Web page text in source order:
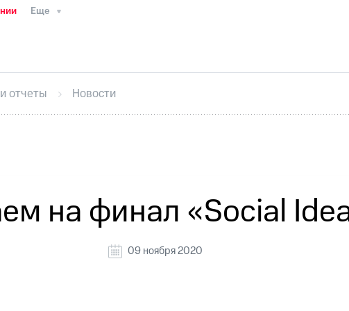
Еще
ИнтервьюФинансовая отчетностьКонтакты
секретарьРаскрытие информации
кабинет акционераАкционерный капиталКонтроль и
отчеты Новости
на финал «Social
09 ноября 2020